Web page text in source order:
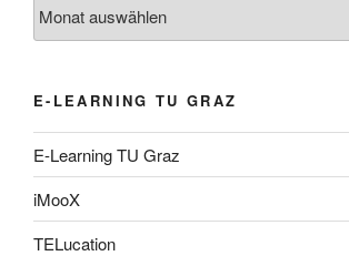
E-LEARNING TU GRAZ
E-Learning TU Graz
iMooX
TELucation